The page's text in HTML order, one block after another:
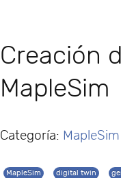
Creación
MapleSim
Categoría: MapleSim
MapleSim digital twin